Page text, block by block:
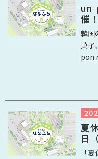
un
催
韓国
菓子
pon
夏
日
「